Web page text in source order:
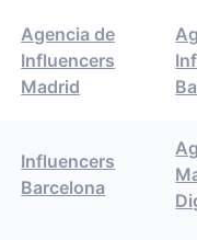
Agencia de
Influencers
Madrid
Influencers
Barcelona